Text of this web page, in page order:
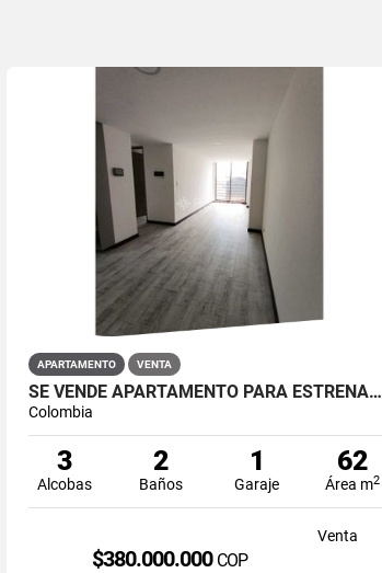
APARTAMENTO VENTA
SE VENDE APARTAMENTO PARA ESTRENAR EN RESTREPO ANTONIO NARIÑO
Colombia
3
Alcobas
2
Baños
1
Garaje
62
Área m2
Venta
$380.000.000 COP